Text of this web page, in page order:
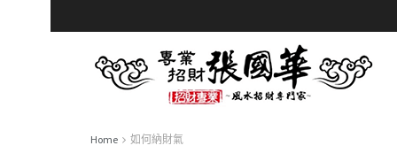
Home 如何納財氣